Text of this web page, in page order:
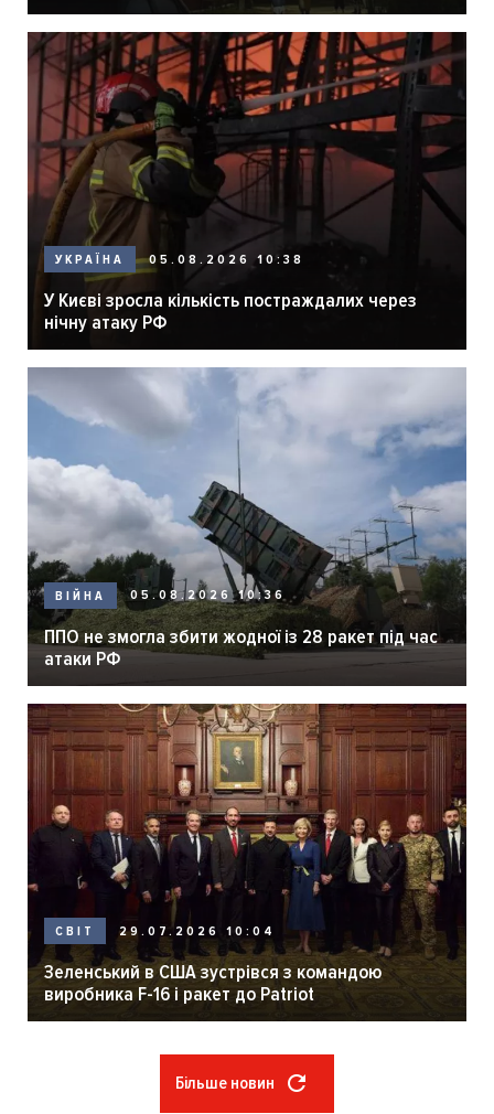
УКРАЇНА 05.08.2026 10:38
У Києві зросла кількість постраждалих через
нічну атаку РФ
ВІЙНА 05.08.2026 10:36
ППО не змогла збити жодної із 28 ракет під час
атаки РФ
СВІТ 29.07.2026 10:04
Зеленський в США зустрівся з командою
виробника F-16 і ракет до Patriot
Більше новин